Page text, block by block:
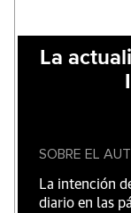
La
SOBRE EL
La intención
diario en las